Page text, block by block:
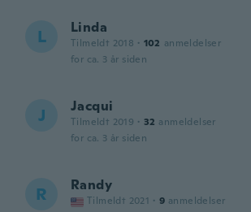
L Linda
Tilmeldt 2018 · 102 anmeldelser
for ca. 3 år siden
J Jacqui
Tilmeldt 2019 · 32 anmeldelser
for ca. 3 år siden
R Randy
Tilmeldt 2021 · 9 anmeldelser